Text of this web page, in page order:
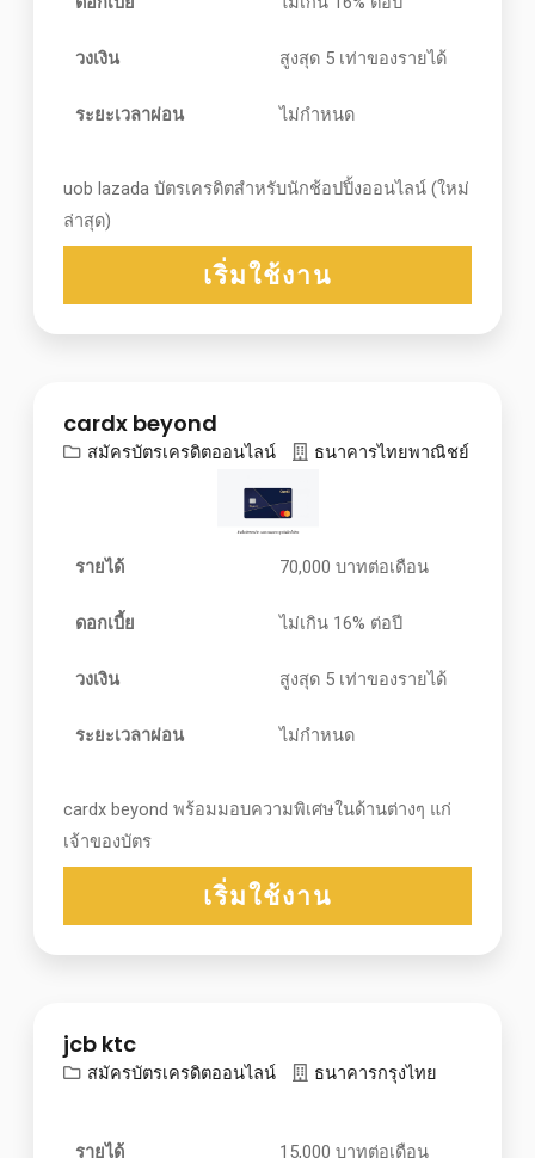
วงเงิน สูงสุด 5 เท่าของรายได้
ระยะเวลาผ่อน ไม่กำหนด
uob lazada บัตรเครดิตสำหรับนักช้อปปิ้งออนไลน์ (ใหม่
ล่าสุด)
เริ่มใช้งาน
cardx beyond
สมัครบัตรเครดิตออนไลน์ ธนาคารไทยพาณิชย์
รายได้ 70,000 บาทต่อเดือน
ดอกเบี้ย ไม่เกิน 16% ต่อปี
วงเงิน สูงสุด 5 เท่าของรายได้
ระยะเวลาผ่อน ไม่กำหนด
cardx beyond พร้อมมอบความพิเศษในด้านต่างๆ แก่
เจ้าของบัตร
เริ่มใช้งาน
jcb ktc
สมัครบัตรเครดิตออนไลน์ ธนาคารกรุงไทย
รายได้ 15,000 บาทต่อเดือน